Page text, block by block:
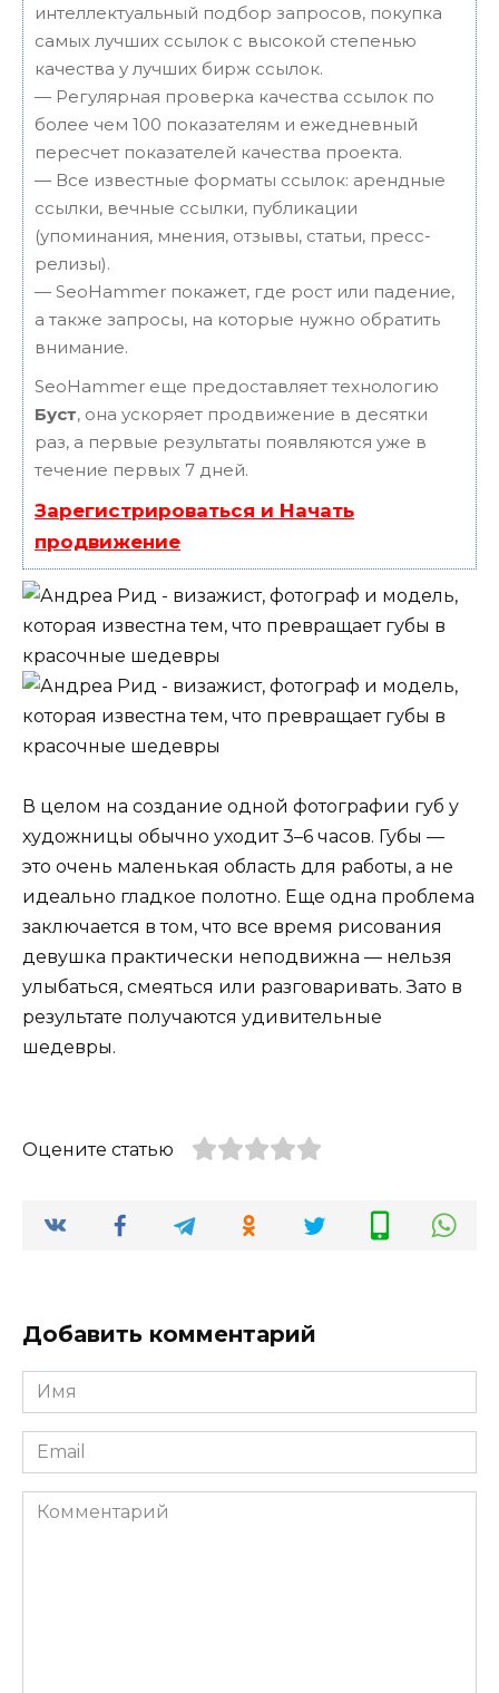
интеллектуальный подбор запросов, покупка
самых лучших ссылок с высокой степенью
качества у лучших бирж ссылок.
— Регулярная проверка качества ссылок по
более чем 100 показателям и ежедневный
пересчет показателей качества проекта.
— Все известные форматы ссылок: арендные
ссылки, вечные ссылки, публикации
(упоминания, мнения, отзывы, статьи, пресс-
релизы).
— SeoHammer покажет, где рост или падение,
а также запросы, на которые нужно обратить
внимание.
SeoHammer еще предоставляет технологию
Буст, она ускоряет продвижение в десятки
раз, а первые результаты появляются уже в
течение первых 7 дней.
Зарегистрироваться и Начать
продвижение
В целом на создание одной фотографии губ у
художницы обычно уходит 3–6 часов. Губы —
это очень маленькая область для работы, а не
идеально гладкое полотно. Еще одна проблема
заключается в том, что все время рисования
девушка практически неподвижна — нельзя
улыбаться, смеяться или разговаривать. Зато в
результате получаются удивительные
шедевры.
Оцените статью
Добавить комментарий
Имя
*
Email
*
Комментарий